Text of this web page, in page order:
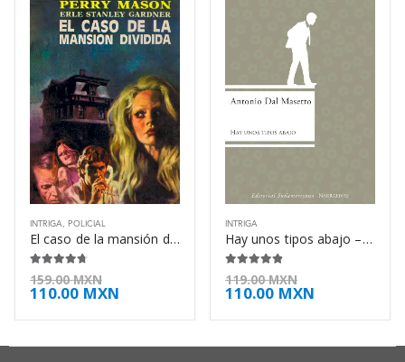
INTRIGA, POLICIAL
El caso de la mansión dividida – Erle Stanley Gardner
4.63 de 5
159.00MXN
110.00 MXN
INTRIGA
Hay unos tipos abajo – Antonio Dal Masetto
4.75 de 5
119.00MXN
110.00 MXN